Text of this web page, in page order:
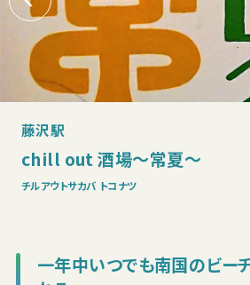
藤沢駅
chill out 酒場～常夏～
チルアウトサカバ トコナツ
一年中いつでも南国のビー